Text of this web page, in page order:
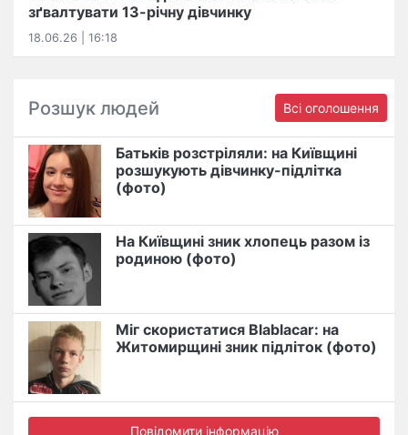
зґвалтувати 13-річну дівчинку
18.06.26 | 16:18
Розшук людей Всі оголошення
Батьків розстріляли: на Київщині
розшукують дівчинку-підлітка
(фото)
На Київщині зник хлопець разом із
родиною (фото)
Міг скористатися Blablacar: на
Житомирщині зник підліток (фото)
Повідомити інформацію